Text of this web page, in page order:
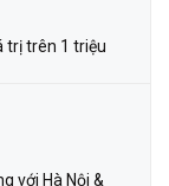
trị trên 1 triệu
với Hà Nội &